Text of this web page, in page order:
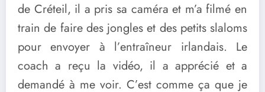
de Créteil, il a pris sa caméra et m’a filmé en
train de faire des jongles et des petits slaloms
pour envoyer à l’entraîneur irlandais. Le
coach a reçu la vidéo, il a apprécié et a
demandé à me voir. C’est comme ça que je